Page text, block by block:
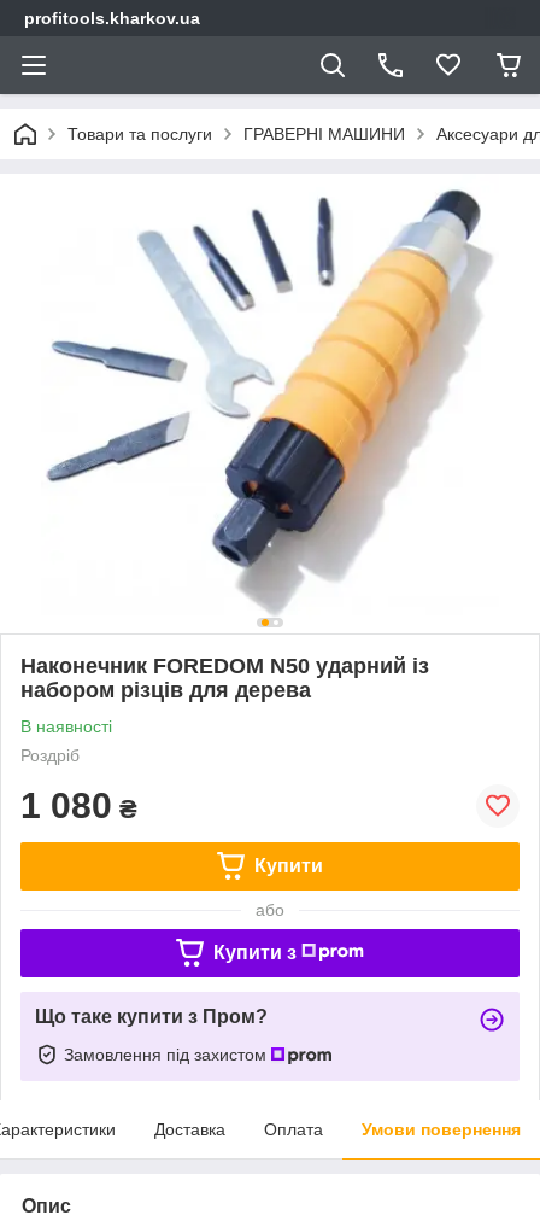
profitools.kharkov.ua
Товари та послуги ГРАВЕРНІ МАШИНИ Аксесуари
Наконечник FOREDOM N50 ударний із
набором різців для дерева
В наявності
Роздріб
1 080 ₴
Купити
або
Купити з
Що таке купити з Пром?
Замовлення під захистом
Доставка Оплата Умови повернення
Опис